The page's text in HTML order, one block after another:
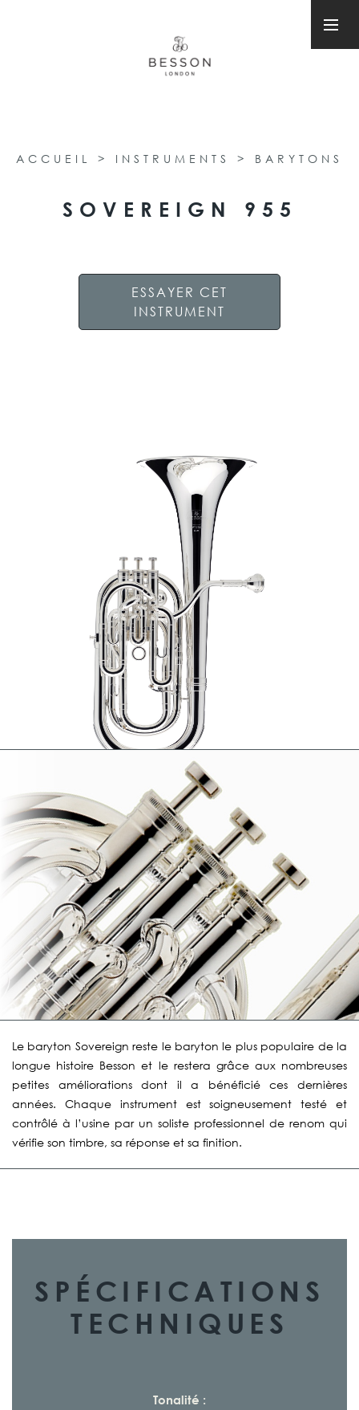
ACCUEIL > INSTRUMENTS > BARYTONS
SOVEREIGN 955
ESSAYER CET
INSTRUMENT
Le baryton Sovereign reste le baryton le plus populaire de la
longue histoire Besson et le restera grâce aux nombreuses
petites améliorations dont il a bénéficié ces dernières
années. Chaque instrument est soigneusement testé et
contrôlé à l’usine par un soliste professionnel de renom qui
vérifie son timbre, sa réponse et sa finition.
SPÉCIFICATIONS
TECHNIQUES
Tonalité :